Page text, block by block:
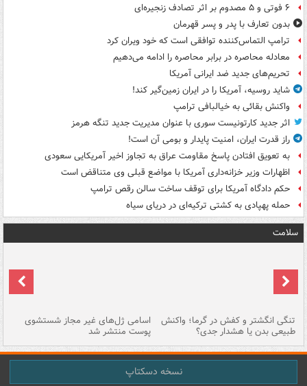
۶ فوتی و ۵ مصدوم بر اثر تصادف زنجیره‌ای
بدون تعارف با پدر و پسر قهرمان
ترامپ التماس‌کننده توافقی است که خود ویران کرد
معادله محاصره در برابر محاصره را ادامه می‌دهیم
تحریم‌های جدید ضد ایرانی آمریکا
شاید روسیه، آمریکا را در ایران زمین‌گیر کند!
واکنش بقائی به خیالبافی ترامپ
اثر جدید کارتونیست سوری با عنوان مدیریت جدید تنگه هرمز
راز قدرت ایران، امنیت پایدار و بومی آن است!
به تعویق افتادن پاسخ مقاومت عراق به تجاوز اخیر آمریکایی سعودی
اظهارات وزیر خزانه‌داری آمریکا با مواضع قبلی وی متناقض است
حکم دادگاه آمریکا برای توقف ساخت سالن رقص ترامپ
حمله پهپادی به کشتی ترکیه‌ای در دریای سیاه
سلامت
تنگی انگشتر و کفش در گرما؛ واکنش
طبیعی بدن یا هشدار جدی؟
اسامی ژل‌های غیر مجاز شستشوی
پوست منتشر شد
نسخه دسکتاپ